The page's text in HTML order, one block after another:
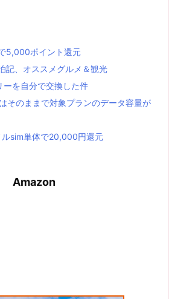
5,000ポイント還元
記、オススメグルメ＆観光
ーを自分で交換した件
そのままで対象プランのデータ容量が
sim単体で20,000円還元
Amazon